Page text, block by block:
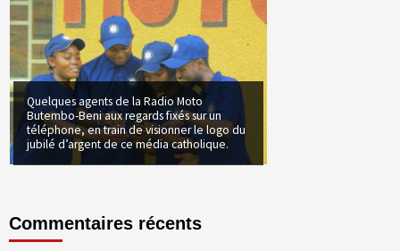
Quelques agents de la Radio Moto
Butembo-Beni aux regards fixés sur un
téléphone, en train de visionner le logo du
jubilé d’argent de ce média catholique.
Commentaires récents